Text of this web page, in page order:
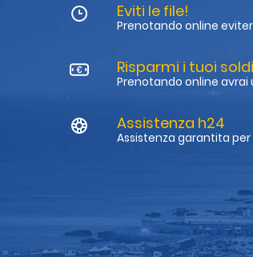
Eviti le file!
Prenotando online
Risparmi i tuoi
Prenotando online avrai
Assistenza h24
Assistenza garantita